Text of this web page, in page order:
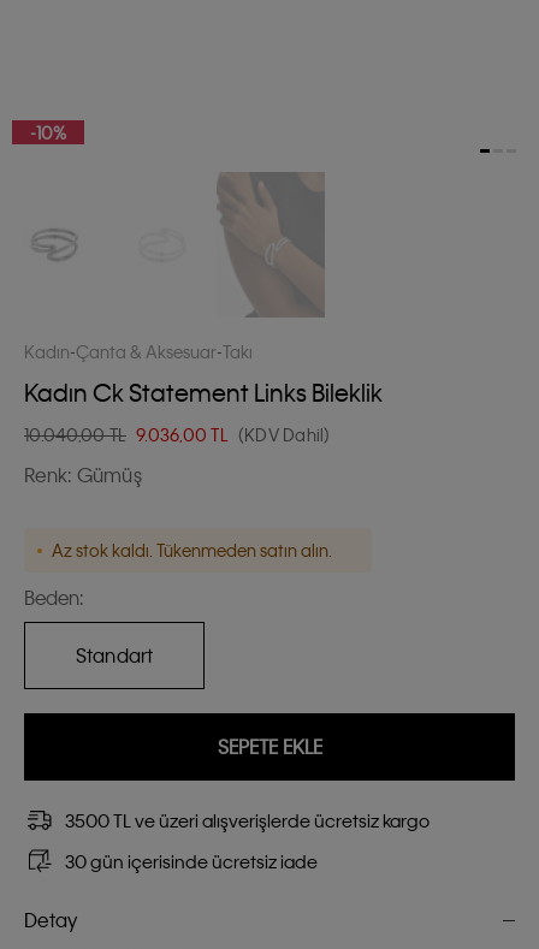
-10%
Kadın Çanta & Aksesuar Takı
Kadın Ck Statement Links Bileklik
10.040,00 TL 9.036,00 TL (KDV Dahil)
Renk: Gümüş
Az stok kaldı. Tükenmeden satın alın.
Beden:
Standart
SEPETE EKLE
3500 TL ve üzeri alışverişlerde ücretsiz kargo
30 gün içerisinde ücretsiz iade
Detay